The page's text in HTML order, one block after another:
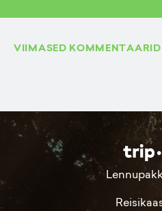
VIIMASED KOMMENTAARID